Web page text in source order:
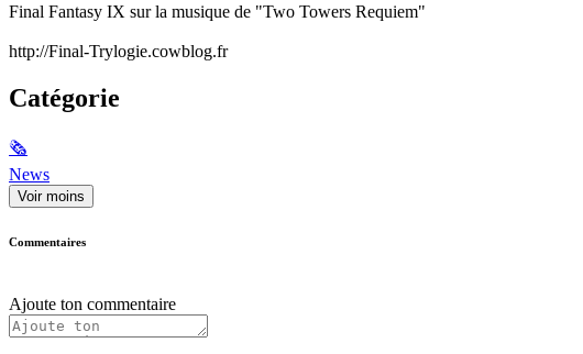
Final Fantasy IX sur la musique de "Two Towers Requiem"
http://Final-Trylogie.cowblog.fr
Catégorie
🗞
News
Voir moins
Commentaires
Ajoute ton commentaire